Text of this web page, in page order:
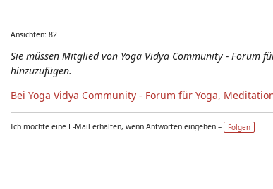
Ansichten: 82
Sie müssen Mitglied von Yoga Vidya Community - Forum
hinzuzufügen.
Bei Yoga Vidya Community - Forum für Yoga,
Ich möchte eine E-Mail erhalten, wenn Antworten eingehen – Folgen